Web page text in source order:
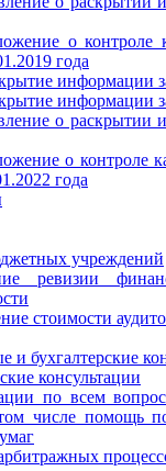
о контроле
года
информации
информации
о раскрытии
о контроле
года
учреждений
ревизии
стоимости
и бухгалтерские
консультации
по всем
числе помощь